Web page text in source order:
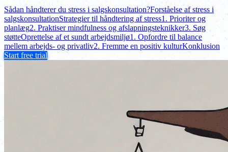
Sådan håndterer du stress i salgskonsultation?Forståelse af stress i
salgskonsultationStrategier til håndtering af stress1. Prioriter og
planlæg2. Praktiser mindfulness og afslapningsteknikker3. Søg
støtteOprettelse af et sundt arbejdsmiljø1. Opfordre til balance
mellem arbejds- og privatliv2. Fremme en positiv kulturKonklusion
Start free trial